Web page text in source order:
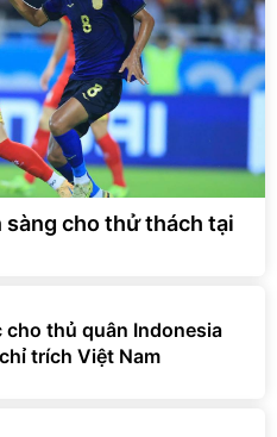
sàng cho thử thách tại
cho thủ quân Indonesia
trích Việt Nam